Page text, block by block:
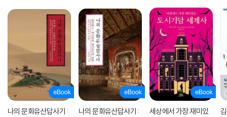
작했다. 그 결과 최초의 커피하우스가 문을 연 지 30여 년 만인 1683년에
3,000여 곳, 1714년에는 8,000여 곳으로 늘어났다.
아무것도 없다시피 하던 영국은 ‘없는 것’을 끊임없이 만들어내야 하는 상
황에 놓여 있었다. 이는 커피하우스 수가 폭발적으로 늘어나고 커피산업이
급성장하던 17세기 후반의 상황이다. 다목적 공간으로 활용하기에 적합한
커피하우스는 영국이 맞닥뜨린 당대의 시대 상황ㆍ니즈와 절묘하게 맞아
떨어졌고, 커피산업과 커피문화의 급성장으로 이어지며 시민의 일상 속으
로 깊이 파고들었다.
나의 문화유산답사기 :
나의 문화유산답사기 :
세상에서 가장 재미있